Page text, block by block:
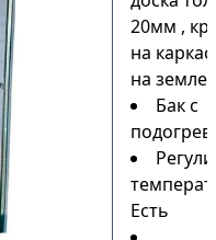
20мм ,
на
на земле)
Бак с
Есть